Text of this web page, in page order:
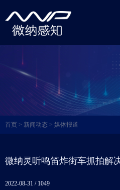
首页 > 新闻动态 > 媒体报道
微纳灵听鸣笛炸街车抓拍解
2022-08-31 / 1049